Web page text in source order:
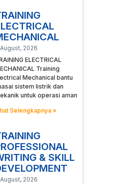
2026
ELECTRICAL
Training
Mechanical bantu
sistem listrik dan
untuk operasi aman
Selengkapnya »
& SKILL
2026